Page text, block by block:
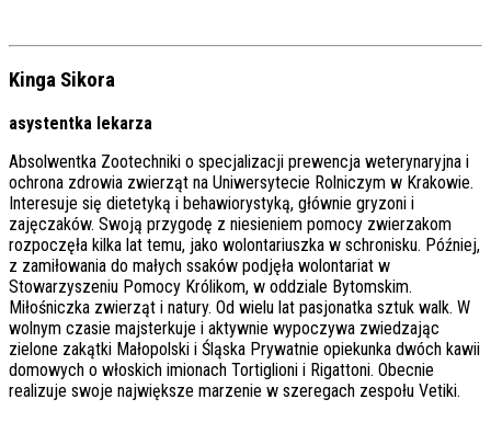
Kinga Sikora
asystentka lekarza
Absolwentka Zootechniki o specjalizacji prewencja weterynaryjna i
ochrona zdrowia zwierząt na Uniwersytecie Rolniczym w Krakowie.
Interesuje się dietetyką i behawiorystyką, głównie gryzoni i
zajęczaków. Swoją przygodę z niesieniem pomocy zwierzakom
rozpoczęła kilka lat temu, jako wolontariuszka w schronisku. Później,
z zamiłowania do małych ssaków podjęła wolontariat w
Stowarzyszeniu Pomocy Królikom, w oddziale Bytomskim.
Miłośniczka zwierząt i natury. Od wielu lat pasjonatka sztuk walk. W
wolnym czasie majsterkuje i aktywnie wypoczywa zwiedzając
zielone zakątki Małopolski i Śląska Prywatnie opiekunka dwóch kawii
domowych o włoskich imionach Tortiglioni i Rigattoni. Obecnie
realizuje swoje największe marzenie w szeregach zespołu Vetiki.